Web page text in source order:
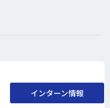
インターン情報